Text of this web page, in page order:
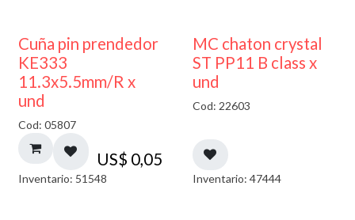
Cuña pin prendedor
KE333
11.3x5.5mm/R x
und
Cod: 05807
US$ 0,05
Inventario: 51548
MC chaton crystal
ST PP11 B class x
und
Cod: 22603
Inventario: 47444